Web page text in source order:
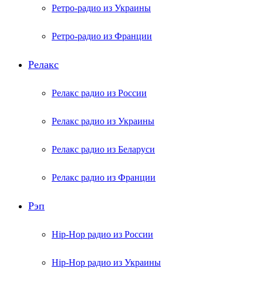
Ретро-радио из Украины
Ретро-радио из Франции
Релакс
Релакс радио из России
Релакс радио из Украины
Релакс радио из Беларуси
Релакс радио из Франции
Рэп
Hip-Hop радио из России
Hip-Hop радио из Украины